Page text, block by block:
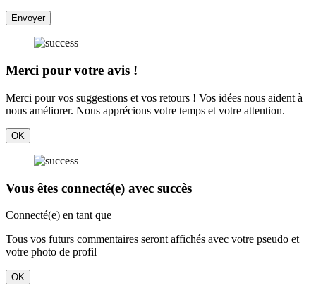
Envoyer
Merci pour votre avis !
Merci pour vos suggestions et vos retours ! Vos idées nous aident à
nous améliorer. Nous apprécions votre temps et votre attention.
OK
Vous êtes connecté(e) avec succès
Connecté(e) en tant que
Tous vos futurs commentaires seront affichés avec votre pseudo et
votre photo de profil
OK